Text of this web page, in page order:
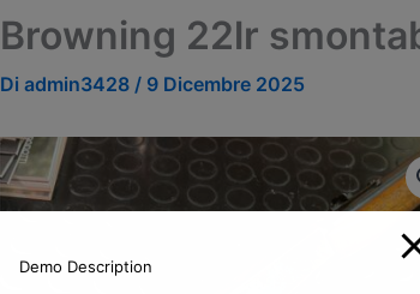
Browning 22lr
Di admin3428 / 9 Dicembre 2025
Demo Description